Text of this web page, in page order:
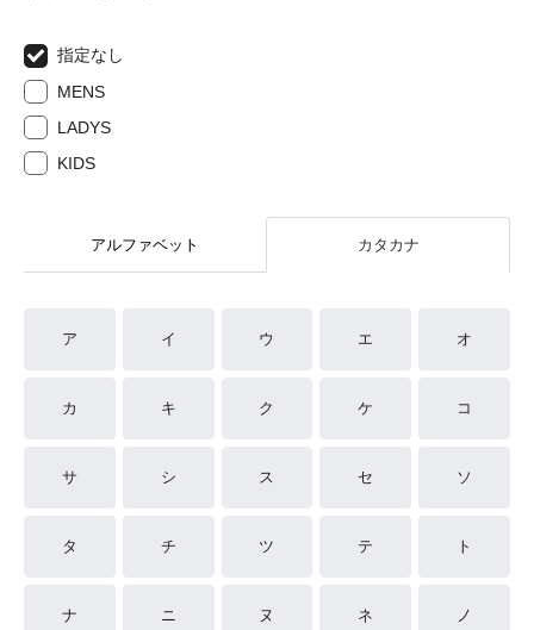
指定なし
MENS
LADYS
KIDS
アルファベット カタカナ
ア イ ウ エ オ
カ キ ク ケ コ
サ シ ス セ ソ
タ チ ツ テ ト
ナ ニ ヌ ネ ノ